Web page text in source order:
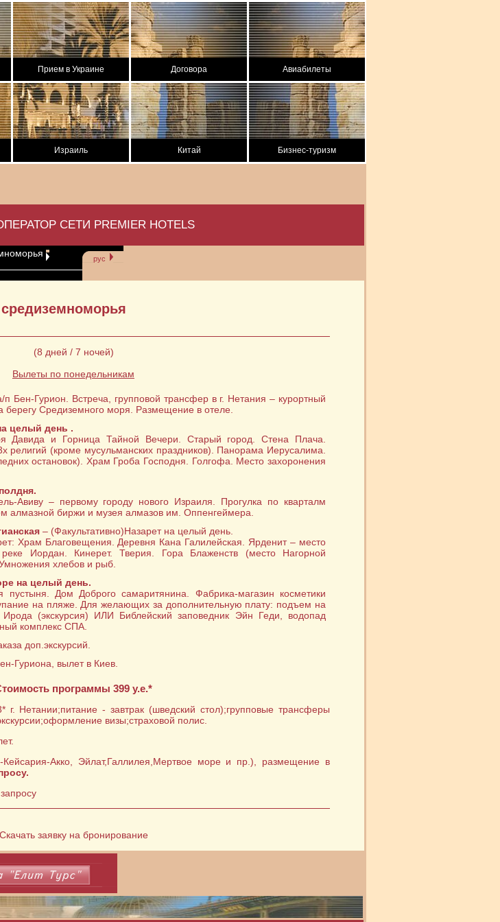
Прием в Украине Договора Авиабилеты
Израиль Китай Бизнес-туризм
СЕТИ PREMIER HOTELS
рус
(8 дней / 7 ночей)
Вылеты по понедельникам
Бен-Гурион. Встреча, групповой трансфер в г. Нетания – курортный
берегу Средиземного моря. Размещение в отеле.
целый день .
Давида и Горница Тайной Вечери. Старый город. Стена Плача.
религий (кроме мусульманских праздников). Панорама Иерусалима.
остановок). Храм Гроба Господня. Голгофа. Место захоронения
Авиву – первому городу нового Израиля. Прогулка по кварталм
алмазной биржи и музея алмазов им. Оппенгеймера.
– (Факультативно)Назарет на целый день.
Храм Благовещения. Деревня Кана Галилейская. Ярденит – место
Иордан. Кинерет. Тверия. Гора Блаженств (место Нагорной
хлебов и рыб.
на целый день.
пустыня. Дом Доброго самаритянина. Фабрика-магазин косметики
на пляже. Для желающих за дополнительную плату: подъем на
(экскурсия) ИЛИ Библейский заповедник Эйн Геди, водопад
комплекс СПА.
доп.экскурсий.
Гуриона, вылет в Киев.
программы 399 у.е.*
г. Нетании;питание - завтрак (шведский стол);групповые трансферы
визы;страховой полис.
Акко, Эйлат,Галлилея,Мертвое море и пр.), размещение в
Скачать заявку на бронирование